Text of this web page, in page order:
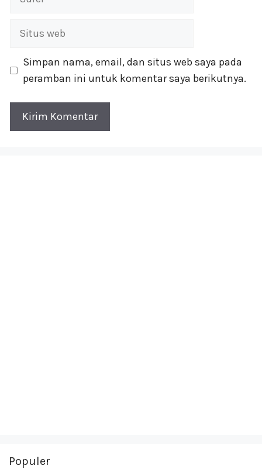
Situs
Simpan nama, email, dan situs web saya pada
peramban ini untuk komentar saya berikutnya.
Populer